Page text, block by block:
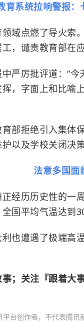
育系统拉响警报：
域点燃了导火索
，谴责教育部在
严厉批评道：“今
，字面上和比喻
部拒绝引入集体
以及学校关闭决
法意多国面
经历历史性的一
国平均气温达到
也遭遇了极端高
；关注『跟着大
台创作者，不代表腾讯